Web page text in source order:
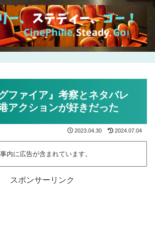
ファイア』考察とネタバレ
アクションが好きだった
2023.04.30 2024.07.04
内に広告が含まれています。
スポンサーリンク